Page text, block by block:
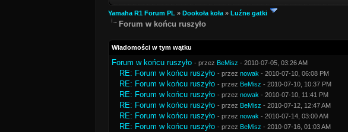
Yamaha R1 Forum PL » Dookoła koła » Luźne gatki
Forum w końcu ruszyło
Wiadomości w tym wątku
Forum w końcu ruszyło - przez BeMisz - 2010-07-05, 03:26 AM
RE: Forum w końcu ruszyło - przez nowak - 2010-07-10, 06:08 PM
RE: Forum w końcu ruszyło - przez BeMisz - 2010-07-10, 10:37 PM
RE: Forum w końcu ruszyło - przez nowak - 2010-07-10, 11:41 PM
RE: Forum w końcu ruszyło - przez BeMisz - 2010-07-12, 12:47 AM
RE: Forum w końcu ruszyło - przez nowak - 2010-07-14, 03:00 AM
RE: Forum w końcu ruszyło - przez BeMisz - 2010-07-16, 01:03 AM